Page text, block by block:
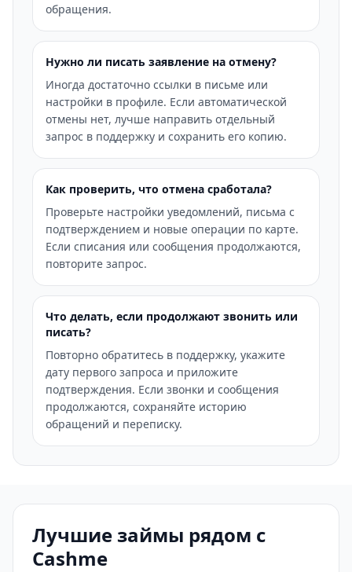
обращения.
Нужно ли писать заявление на отмену?
Иногда достаточно ссылки в письме или
настройки в профиле. Если автоматической
отмены нет, лучше направить отдельный
запрос в поддержку и сохранить его копию.
Как проверить, что отмена сработала?
Проверьте настройки уведомлений, письма с
подтверждением и новые операции по карте.
Если списания или сообщения продолжаются,
повторите запрос.
Что делать, если продолжают звонить или
писать?
Повторно обратитесь в поддержку, укажите
дату первого запроса и приложите
подтверждения. Если звонки и сообщения
продолжаются, сохраняйте историю
обращений и переписку.
Лучшие займы рядом с
Cashme